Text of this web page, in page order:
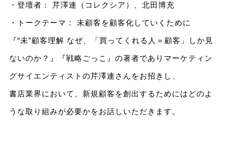
・登壇者： 芹澤連（コレクシア）、北田博充
・トークテーマ： 未顧客を顧客化していくために
『“未”顧客理解 なぜ、「買ってくれる人＝顧客」しか見
ないのか？』『戦略ごっこ』の著者でありマーケティン
グサイエンティストの芹澤連さんをお招きし、
書店業界において、新規顧客を創出するためにはどのよ
うな取り組みが必要かをお話しいただきます。